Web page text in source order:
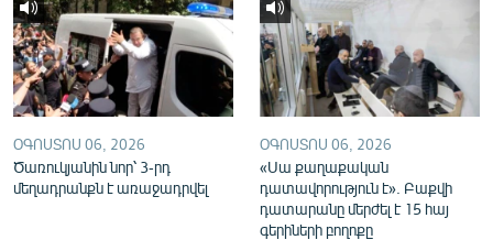
ՕԳՈՍՏՈՍ 06, 2026
Ծառուկյանին նոր՝ 3-րդ
մեղադրանքն է առաջադրվել
ՕԳՈՍՏՈՍ 06, 2026
«Սա քաղաքական
դատավորություն է». Բաքվի
դատարանը մերժել է 15 հայ
գերիների բողոքը